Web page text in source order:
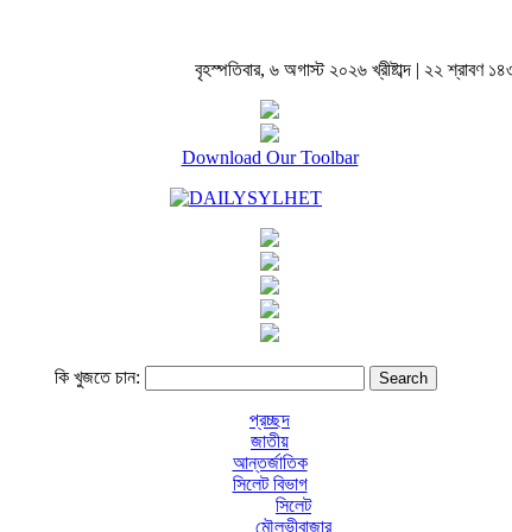
বৃহস্পতিবার, ৬ অগাস্ট ২০২৬ খ্রীষ্টাব্দ | ২২ শ্রাবণ
Download Our Toolbar
কি খুজতে চান:
প্রচ্ছদ
জাতীয়
আন্তর্জাতিক
সিলেট বিভাগ
সিলেট
মৌলভীবাজার